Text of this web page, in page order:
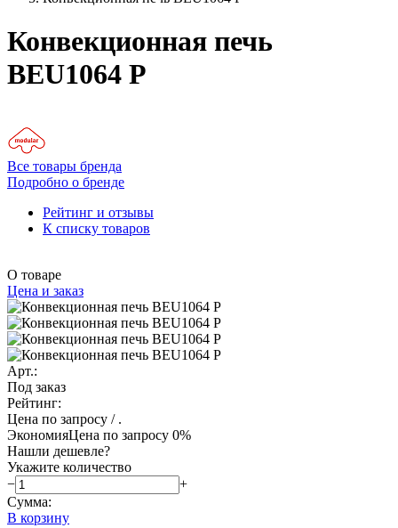
Конвекционная печь
BEU1064 P
Все товары бренда
Подробно о бренде
Рейтинг и отзывы
К списку товаров
О товаре
Цена и заказ
Арт.:
Под заказ
Рейтинг:
Цена по запросу / .
ЭкономияЦена по запросу 0%
Нашли дешевле?
Укажите количество
−
+
Сумма:
В корзину